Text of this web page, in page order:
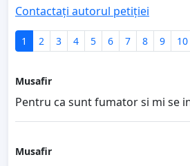
Contactați autorul petiției
1 2 3 4 5 6 7 8 9 10
Musafir
Pentru ca sunt fumator si mi se
Musafir